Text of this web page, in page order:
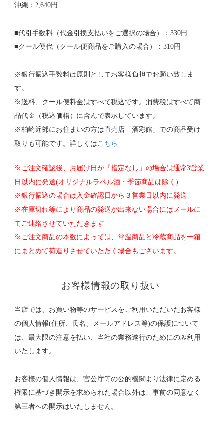
沖縄：2,640円
■代引手数料（代金引換支払いをご選択の場合）：330円
■クール便代（クール便商品をご購入の場合）：310円
※銀行振込手数料は原則としてお客様負担でお願い致しま
す。
※送料、クール便料金はすべて税込です。消費税はすべて商
品代金（税込価格）に含んで表示しています。
※柏崎近郊にお住まいの方は直売店「酒彩館」での商品受け
取りも可能です。詳しくはこちら
※ご注文確認後、お届け日が「指定なし」の場合は通常3営業
日以内に発送(オリジナルラベル酒・季節商品は除く)
※銀行振込の場合は入金確認日から３営業日以内に発送
※在庫切れ等により商品の発送が出来ない場合にはメールに
てご連絡させていただきます
※ご注文商品の本数によっては、常温商品と冷蔵商品を一箱
にまとめて荷造りさせていただく場合もございます。
お客様情報の取り扱い
当店では、お買い物等のサービスをご利用いただいたお客様
の個人情報(住所、氏名、メールアドレス等)の保護について
は、最大限の注意を払い、当社の業務遂行のためにのみ利用
いたします。
お客様の個人情報は、官公庁等の公的機関より法律に定める
権限に基づき開示を求められた場合以外は、事前の同意なく
第三者への開示はいたしません。